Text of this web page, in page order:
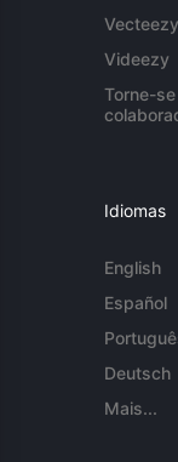
Vecteezy
Videezy
Torne-
Idiomas
English
Español
Deutsch
Mais...